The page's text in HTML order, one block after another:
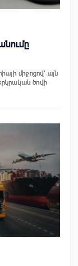
միջոցով՝ այն
ծովի